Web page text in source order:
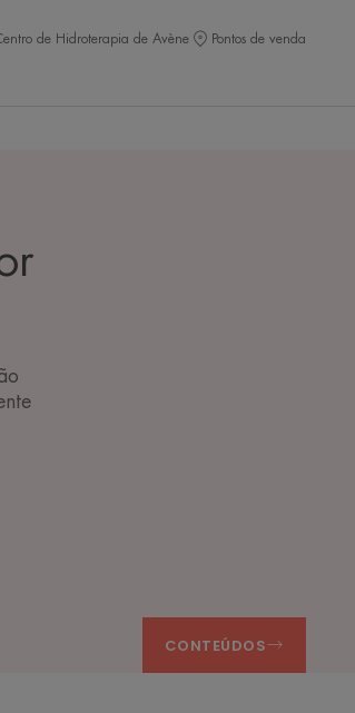
de Hidroterapia de Avène Pontos de venda
CONTEÚDOS